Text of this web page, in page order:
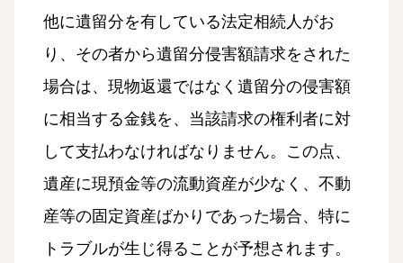
他に遺留分を有している法定相続人がお
り、その者から遺留分侵害額請求をされた
場合は、現物返還ではなく遺留分の侵害額
に相当する金銭を、当該請求の権利者に対
して支払わなければなりません。この点、
遺産に現預金等の流動資産が少なく、不動
産等の固定資産ばかりであった場合、特に
トラブルが生じ得ることが予想されます。